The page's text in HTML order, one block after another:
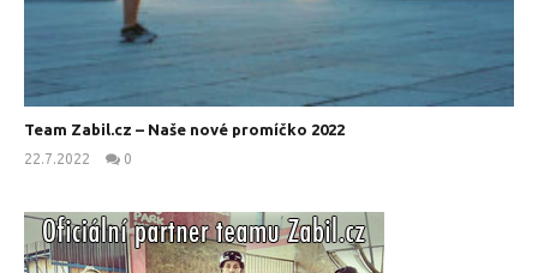
Team Zabil.cz – Naše nové promíčko 2022
22.7.2022
0